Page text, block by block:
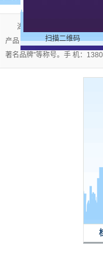
湖南米好门业有限公司公
产品；企业视产品质量为生命
著名品牌”等称号。手 机：
扫描二维码